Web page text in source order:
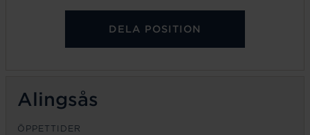
DELA POSITION
Alingsås
ÖPPETTIDER